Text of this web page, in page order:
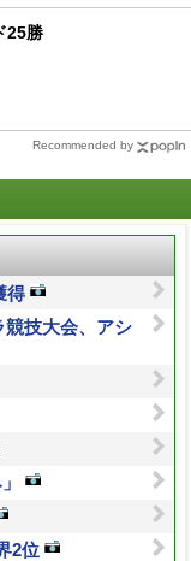
25勝
Recommended by
得
競技大会、アシ
2位